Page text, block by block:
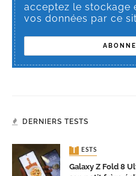
acceptez le stockage
vos données par ce
DERNIERS TESTS
TESTS
Galaxy Z Fold 8